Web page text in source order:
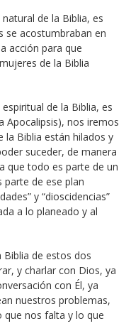
de la Biblia, es
se acostumbraban en
acción para que
de la Biblia
de la Biblia, es
Apocalipsis), nos iremos
la Biblia están hilados y
suceder, de manera
que todo es parte de un
de ese plan
y “dioscidencias”
a lo planeado y al
Biblia de estos dos
y charlar con Dios, ya
con Él, ya
nuestros problemas,
nos falta y lo que